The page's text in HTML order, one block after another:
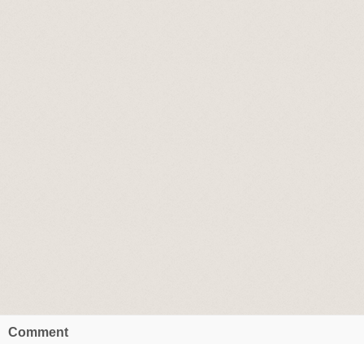
Comment